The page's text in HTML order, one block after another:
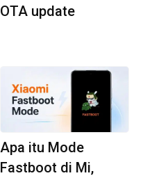
OTA update
Apa itu Mode
Fastboot di Mi,